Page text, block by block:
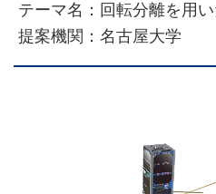
テーマ名：回転分離を用
提案機関：名古屋大学